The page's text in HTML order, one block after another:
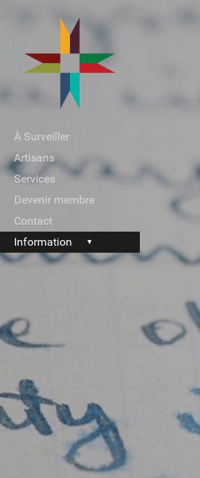
À Surveiller
Artisans
Services
Devenir membre
Contact
Information